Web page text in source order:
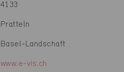
4133
Pratteln
Basel-Landschaft
www.e-vis.ch